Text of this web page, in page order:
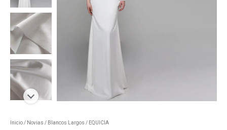
Inicio/ Novias / Blancos Largos / EQUICIA